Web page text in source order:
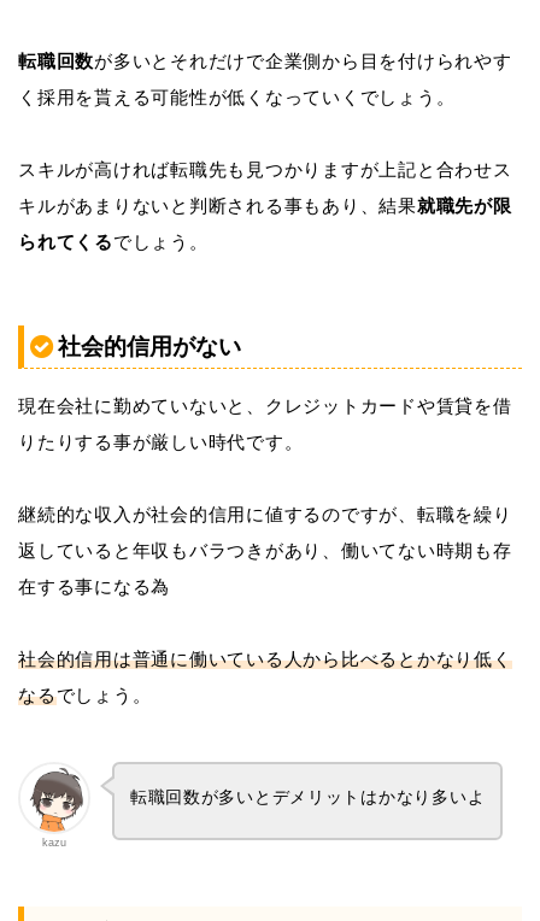
転職回数が多いとそれだけで企業側から目を付けられやす
く採用を貰える可能性が低くなっていくでしょう。
スキルが高ければ転職先も見つかりますが上記と合わせス
キルがあまりないと判断される事もあり、結果就職先が限
られてくるでしょう。
社会的信用がない
現在会社に勤めていないと、クレジットカードや賃貸を借
りたりする事が厳しい時代です。
継続的な収入が社会的信用に値するのですが、転職を繰り
返していると年収もバラつきがあり、働いてない時期も存
在する事になる為
社会的信用は普通に働いている人から比べるとかなり低く
なるでしょう。
kazu
転職回数が多いとデメリットはかなり多いよ